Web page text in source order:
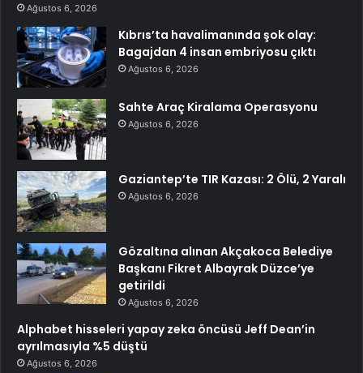
Ağustos 6, 2026
Kıbrıs’ta havalimanında şok olay:
Bagajdan 4 insan embriyosu çıktı
Ağustos 6, 2026
Sahte Araç Kiralama Operasyonu
Ağustos 6, 2026
Gaziantep’te TIR Kazası: 2 Ölü, 2 Yaralı
Ağustos 6, 2026
Gözaltına alınan Akçakoca Belediye
Başkanı Fikret Albayrak Düzce’ye
getirildi
Ağustos 6, 2026
Alphabet hisseleri yapay zeka öncüsü Jeff Dean’in
ayrılmasıyla %5 düştü
Ağustos 6, 2026